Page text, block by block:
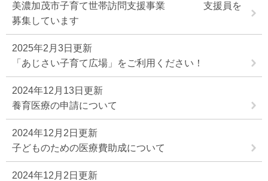
美濃加茂市子育て世帯訪問支援事業 支援員を
募集しています
2025年2月3日更新
「あじさい子育て広場」をご利用ください！
2024年12月13日更新
養育医療の申請について
2024年12月2日更新
子どものための医療費助成について
2024年12月2日更新